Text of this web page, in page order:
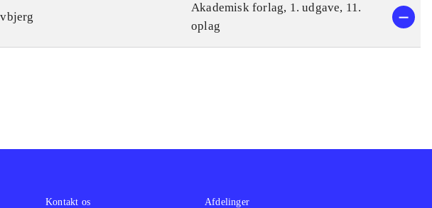
Akademisk forlag, 1. udgave, 11.
oplag
Kontakt os Afdelinger